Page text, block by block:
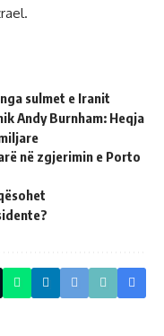
sulmet e Iranit
Andy Burnham: Heqja
në zgjerimin e Porto